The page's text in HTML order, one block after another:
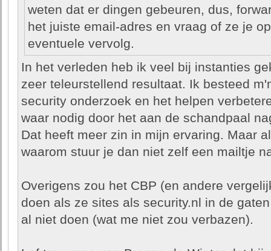
weten dat er dingen gebeuren, dus,
het juiste email-adres en vraag of ze je
eventuele vervolg.
In het verleden heb ik veel bij instanties
zeer teleurstellend resultaat. Ik besteed
security onderzoek en het helpen
waar nodig door het aan de schandpaal
Dat heeft meer zin in mijn ervaring. Maar
waarom stuur je dan niet zelf een mailtje
Overigens zou het CBP (en andere
doen als ze sites als security.nl in de
al niet doen (wat me niet zou verbazen).